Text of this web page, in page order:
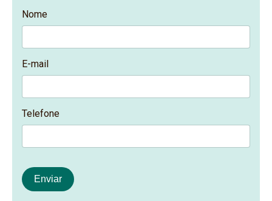
Nome
E-mail
Telefone